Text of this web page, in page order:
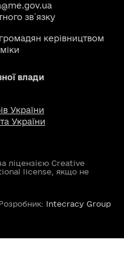
зв`язку
керівництвом
влади
України
України
ліцензією Creative
license, якщо не
Intecracy Group